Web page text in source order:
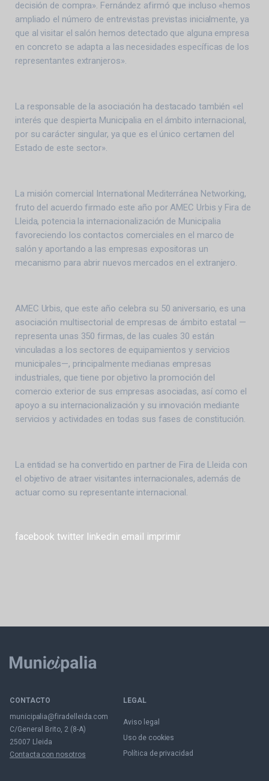
decisión de compra». Fernández afirmó que incluso «hemos
ampliado el número de entrevistas previstas inicialmente, ya
que al visitar el salón hemos detectado que alguna empresa
en concreto se adapta a las necesidades específicas de los
representantes extranjeros».
La responsable de la asociación ha destacado también «el
interés que despierta Municipalia en el ámbito internacional,
por su carácter singular, ya que es el único certamen del
Estado de este sector».
La misión comercial International Mediterránea Networking,
fruto del acuerdo firmado este año por AMEC Urbis y Fira de
Lleida, potencia la internacionalización de Municipalia
favoreciendo los contactos comerciales en el marco de
salón y aportando a las empresas expositoras un
mecanismo para abrir nuevos mercados en el extranjero.
AMEC Urbis, que este año celebra su 50 aniversario, es una
asociación multisectorial de empresas de ámbito estatal —
representa unas 350 firmas, de las cuales 30 están
vinculadas a los sectores de equipamientos y servicios
municipales—, principalmente medianas empresas
industriales, que tiene por objetivo la promoción del
comercio exterior de sus empresas asociadas, así como el
apoyo a su internacionalización y su innovación mediante
servicios y actividades en todas sus fases de constitución.
La entidad se ha convertido en partner de Fira de Lleida con
el objetivo de atraer visitantes internacionales, además de
actuar como su representante internacional.
facebook twitter linkedin email imprimir
CONTACTO
municipalia@firadelleida.com
C/General Brito, 2 (8-A)
25007 Lleida
Contacta con nosotros
LEGAL
Aviso legal
Uso de cookies
Política de privacidad